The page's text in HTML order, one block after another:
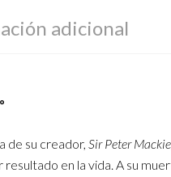
adicional
de su creador, Sir Peter Mackie
en la vida. A su